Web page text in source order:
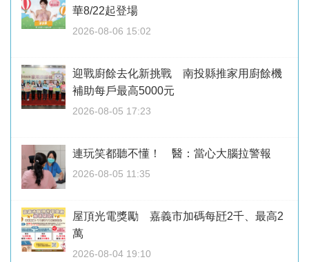
華8/22起登場
2026-08-06 15:02
迎戰廚餘去化新挑戰 南投縣推家用廚餘機
補助每戶最高5000元
2026-08-05 17:23
連玩笑都聽不懂！ 醫：當心大腦拉警報
2026-08-05 11:35
屋頂光電獎勵 嘉義市加碼每瓩2千、最高2
萬
2026-08-04 19:10